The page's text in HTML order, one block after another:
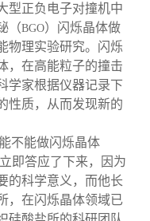
型正负电子对撞机中
（BGO）闪烁晶体做
物理实验研究。闪烁
，在高能粒子的撞击
学家根据仪器记录下
性质，从而发现新的
不能做闪烁晶体
即答应了下来，因为
的科学意义，而他长
，在闪烁晶体领域已